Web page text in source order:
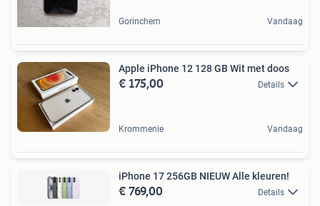
Gorinchem Vandaag
Apple iPhone 12 128 GB Wit met doos
€ 175,00 Details
Krommenie Vandaag
iPhone 17 256GB NIEUW Alle kleuren!
€ 769,00 Details